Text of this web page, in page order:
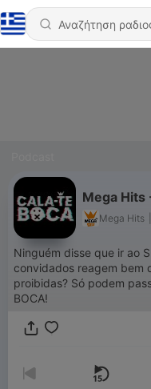
Mega Hits
Mega Hits
Ninguém disse que ir ao
convidados reagem bem
proibidas? Só podem
BOCA!